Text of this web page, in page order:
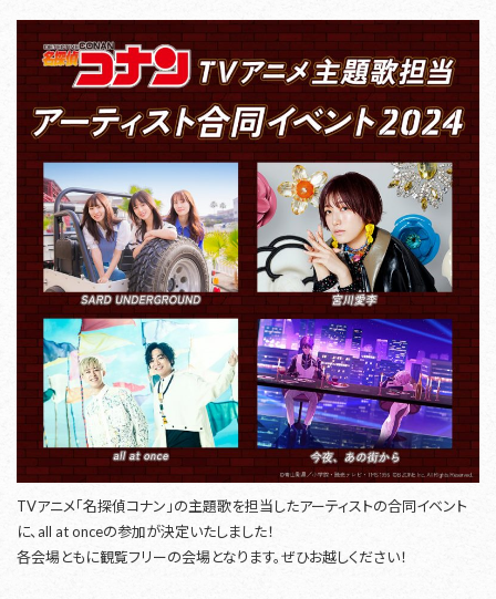
TVアニメ「名探偵コナン」の主題歌を担当したアーティストの合同イベント
に、all at onceの参加が決定いたしました！
各会場ともに観覧フリーの会場となります。ぜひお越しください！